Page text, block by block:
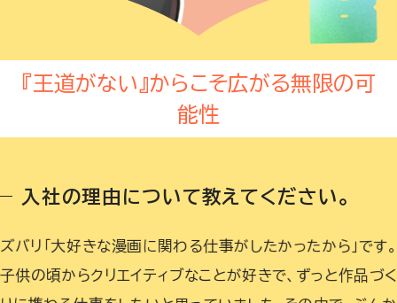
『王道がない』からこそ広がる無限の可
能性
入社の理由について教えてください。
ズバリ「大好きな漫画に関わる仕事がしたかったから」です。
子供の頃からクリエイティブなことが好きで、ずっと作品づく